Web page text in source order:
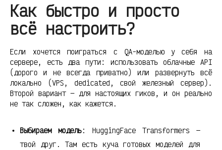
Как быстро и просто
всё настроить?
Если хочется поиграться с QA-моделью у себя на
сервере, есть два пути: использовать облачные API
(дорого и не всегда приватно) или развернуть всё
локально (VPS, dedicated, свой железный сервер).
Второй вариант — для настоящих гиков, и он реально
не так сложен, как кажется.
Выбираем модель: HuggingFace Transformers —
твой друг. Там есть куча готовых моделей для